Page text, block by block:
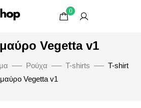
0
Vegetta v1
Ρούχα T-shirts
T-shirt
μαύρο Vegetta v1